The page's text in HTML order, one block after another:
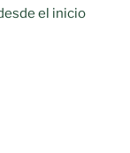
el inicio